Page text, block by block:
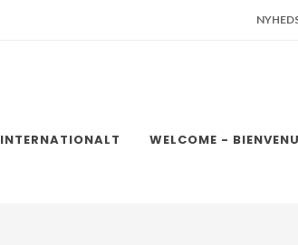
INTERNATIONALT WELCOME -